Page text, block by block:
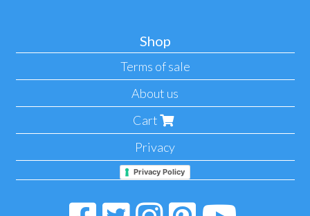
Shop
Terms of sale
About us
Cart
Privacy
Privacy Policy